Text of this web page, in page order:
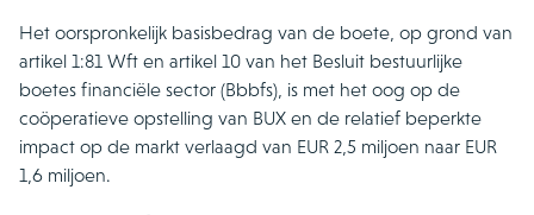
Het oorspronkelijk basisbedrag van de boete, op grond van
artikel 1:81 Wft en artikel 10 van het Besluit bestuurlijke
boetes financiële sector (Bbbfs), is met het oog op de
coöperatieve opstelling van BUX en de relatief beperkte
impact op de markt verlaagd van EUR 2,5 miljoen naar EUR
1,6 miljoen.